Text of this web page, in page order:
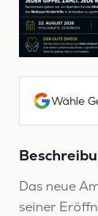
Das neue
seiner